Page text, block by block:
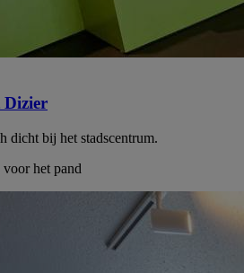
Dizier
dicht bij het stadscentrum.
het pand